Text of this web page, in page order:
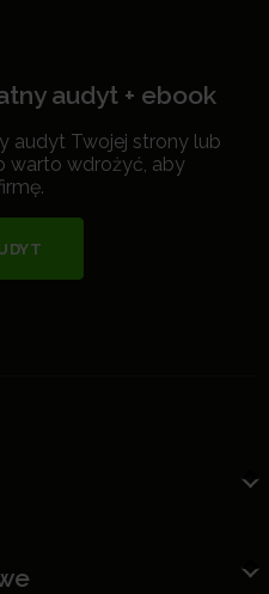
audyt + ebook
audyt Twojej strony lub
warto wdrożyć, aby